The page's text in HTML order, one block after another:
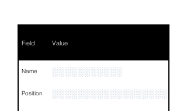
Field Value
Name ░░░░░░░░░░░
Position